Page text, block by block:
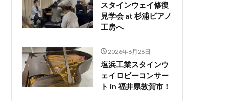
スタインウェイ修復
見学会 at 杉浦ピアノ
工房へ
2026年6月28日
塩浜工業スタインウ
ェイロビーコンサー
ト in 福井県敦賀市！